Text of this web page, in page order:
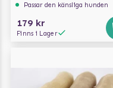
Passar den känsliga hunden
179 kr
Finns i Lager